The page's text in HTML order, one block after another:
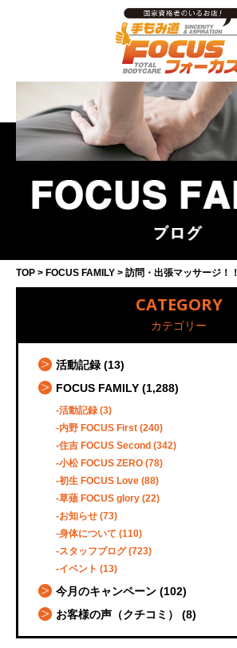
TOP FOCUS FAMILY 訪問・出張マッサージ！！
CATEGORY
カテゴリー
活動記録 (13)
FOCUS FAMILY (1,288)
活動記録 (3)
内野 FOCUS First (240)
住吉 FOCUS Second (342)
小松 FOCUS ZERO (78)
初生 FOCUS Love (88)
草薙 FOCUS glory (22)
お知らせ (73)
身体について (110)
スタッフブログ(723)
イベント (13)
今月のキャンペーン (102)
お客様の声（クチコミ）
(8)